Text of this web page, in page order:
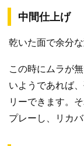
中間仕上げ
乾いた面で余分
この時にムラが
いようであれば
リーできます。
プレーし、リカ